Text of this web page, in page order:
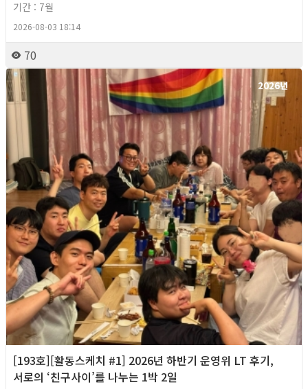
기간 : 7월
2026-08-03 18:14
70
2026년
[193호][활동스케치 #1] 2026년 하반기 운영위 LT 후기,
서로의 ‘친구사이’를 나누는 1박 2일